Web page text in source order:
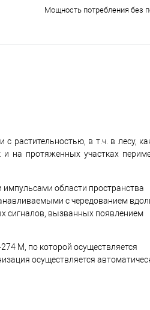
Мощность потребления без
растительностью, в т.ч. в лесу,
и на протяженных участках
области пространства
с чередованием
сигналов, вызванных появлением
М, по которой осуществляется
осуществляется